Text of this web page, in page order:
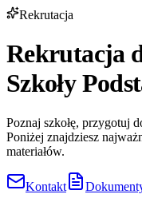
Rekrutacja
Rekrutacja
Szkoły
Poznaj szkołę, przygotuj
Poniżej znajdziesz
materiałów.
Kontakt